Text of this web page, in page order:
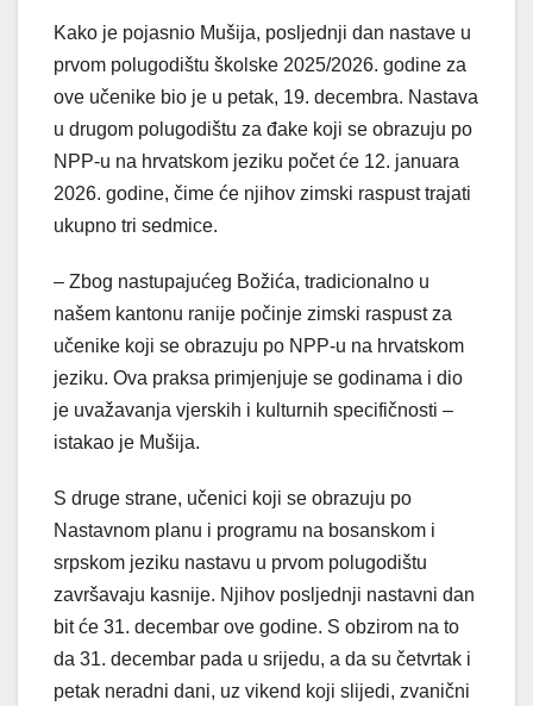
Kako je pojasnio Mušija, posljednji dan nastave u
prvom polugodištu školske 2025/2026. godine za
ove učenike bio je u petak, 19. decembra. Nastava
u drugom polugodištu za đake koji se obrazuju po
NPP-u na hrvatskom jeziku počet će 12. januara
2026. godine, čime će njihov zimski raspust trajati
ukupno tri sedmice.
– Zbog nastupajućeg Božića, tradicionalno u
našem kantonu ranije počinje zimski raspust za
učenike koji se obrazuju po NPP-u na hrvatskom
jeziku. Ova praksa primjenjuje se godinama i dio
je uvažavanja vjerskih i kulturnih specifičnosti –
istakao je Mušija.
S druge strane, učenici koji se obrazuju po
Nastavnom planu i programu na bosanskom i
srpskom jeziku nastavu u prvom polugodištu
završavaju kasnije. Njihov posljednji nastavni dan
bit će 31. decembar ove godine. S obzirom na to
da 31. decembar pada u srijedu, a da su četvrtak i
petak neradni dani, uz vikend koji slijedi, zvanični